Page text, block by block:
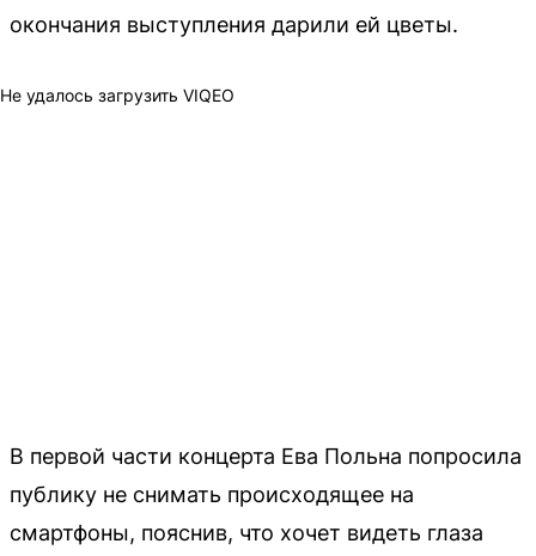
окончания выступления дарили ей цветы.
Не удалось загрузить VIQEO
В первой части концерта Ева Польна попросила
публику не снимать происходящее на
смартфоны, пояснив, что хочет видеть глаза